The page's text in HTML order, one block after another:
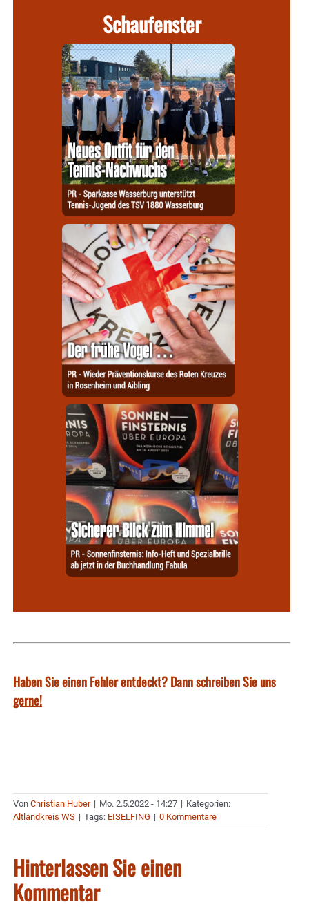
Schaufenster
Haben Sie einen Fehler entdeckt? Dann schreiben Sie uns
gerne!
Von Christian Huber | Mo. 2.5.2022 - 14:27 | Kategorien:
Altlandkreis WS | Tags: EISELFING | 0 Kommentare
Hinterlassen Sie einen
Kommentar